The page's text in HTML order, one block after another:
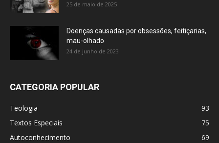
25 de maio de 2025
Doenças causadas por obsessões, feitiçarias,
mau-olhado
24 de junho de 2023
CATEGORIA POPULAR
Teologia
93
Textos Especiais
75
Autoconhecimento
69